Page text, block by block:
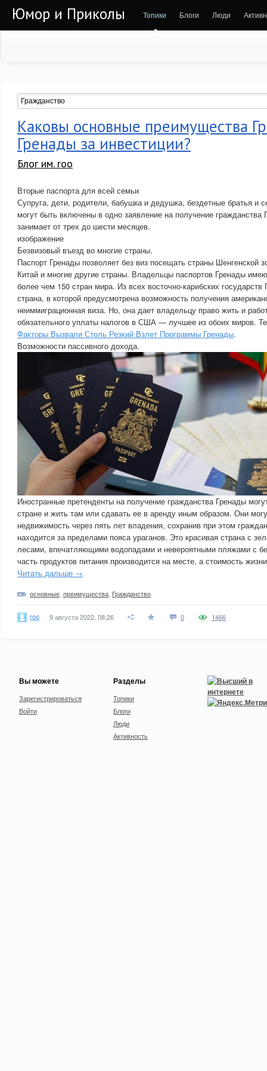
Юмор и Приколы Топики Блоги Люди
Каковы основные преимущества
Гренады за инвестиции?
Блог им. roo
Вторые паспорта для всей семьи
Супруга, дети, родители, бабушка и дедушка, бездетные братья и
могут быть включены в одно заявление на получение
занимает от трех до шести месяцев.
изображение
Безвизовый въезд во многие страны.
Паспорт Гренады позволяет без виз посещать страны Шенгенской
Китай и многие другие страны. Владельцы паспортов Гренады
более чем 150 стран мира. Из всех восточно-карибских
страна, в которой предусмотрена возможность получения
неиммиграционная виза. Но, она дает владельцу право жить и
обязательного уплаты налогов в США — лучшее из обоих миров.
Факторы Вызвали Столь Резкий Взлет Программы Гренады.
Возможности пассивного дохода.
Иностранные претенденты на получение гражданства Гренады
стране и жить там или сдавать ее в аренду иным образом. Они
недвижимость через пять лет владения, сохранив при этом
находится за пределами пояса ураганов. Это красивая страна с
лесами, впечатляющими водопадами и невероятными пляжами с
часть продуктов питания производится на месте, а стоимость
Читать дальше →
основные преимущества Гражданство
roo 9 августа 2022, 08:26 0 1466
Вы можете
Зарегистрироваться
Войти
Разделы
Топики
Блоги
Люди
Активность